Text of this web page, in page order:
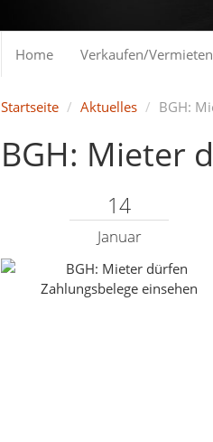
Home Verkaufen/Vermieten
Startseite Aktuelles BGH:
BGH: Mieter
14
Januar